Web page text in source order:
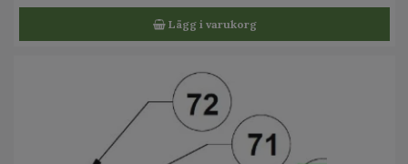
Lägg i varukorg